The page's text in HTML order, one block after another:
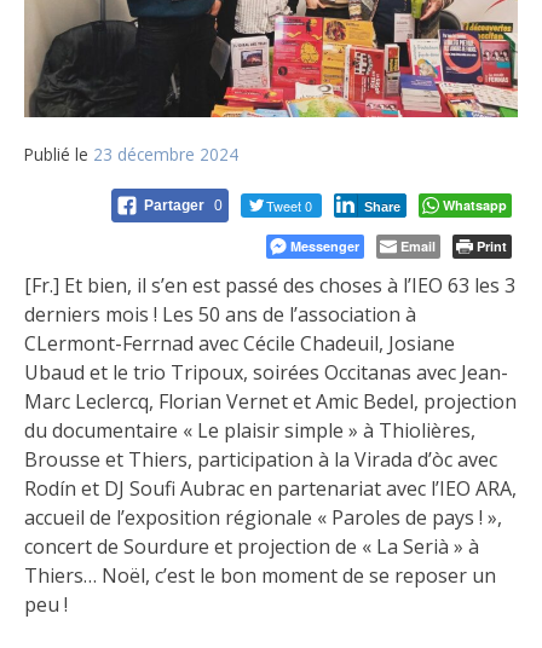
Publié le 23 décembre 2024
Partager 0 Tweet 0 Share Whatsapp
Messenger Email Print
[Fr.] Et bien, il s’en est passé des choses à l’IEO 63 les 3
derniers mois ! Les 50 ans de l’association à
CLermont-Ferrnad avec Cécile Chadeuil, Josiane
Ubaud et le trio Tripoux, soirées Occitanas avec Jean-
Marc Leclercq, Florian Vernet et Amic Bedel, projection
du documentaire « Le plaisir simple » à Thiolières,
Brousse et Thiers, participation à la Virada d’òc avec
Rodín et DJ Soufi Aubrac en partenariat avec l’IEO ARA,
accueil de l’exposition régionale « Paroles de pays ! »,
concert de Sourdure et projection de « La Serià » à
Thiers… Noël, c’est le bon moment de se reposer un
peu !